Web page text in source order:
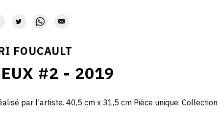
FOUCAULT
#2 - 2019
par l’artiste. 40,5 cm x 31,5 cm Pièce unique. Collection